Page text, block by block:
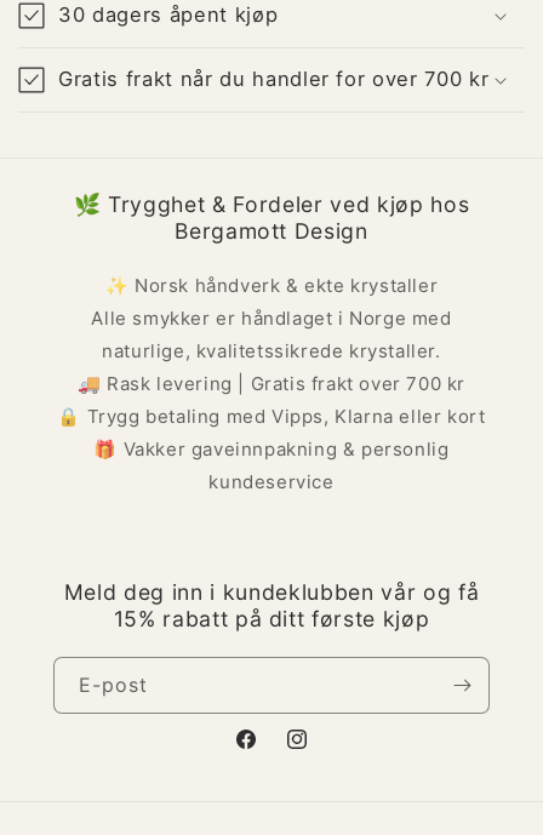
30 dagers åpent kjøp
Gratis frakt når du handler for over 700 kr
🌿 Trygghet & Fordeler ved kjøp hos
Bergamott Design
✨ Norsk håndverk & ekte krystaller
Alle smykker er håndlaget i Norge med
naturlige, kvalitetssikrede krystaller.
🚚 Rask levering | Gratis frakt over 700 kr
🔒 Trygg betaling med Vipps, Klarna eller kort
🎁 Vakker gaveinnpakning & personlig
kundeservice
Meld deg inn i kundeklubben vår og få
15% rabatt på ditt første kjøp
E-post
FacebookInstagram